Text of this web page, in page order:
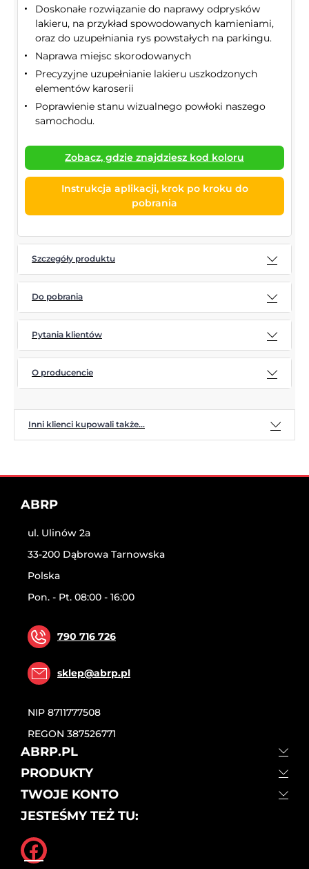
Doskonałe rozwiązanie do naprawy odprysków
lakieru, na przykład spowodowanych kamieniami,
oraz do uzupełniania rys powstałych na parkingu.
Naprawa miejsc skorodowanych
Precyzyjne uzupełnianie lakieru uszkodzonych
elementów karoserii
Poprawienie stanu wizualnego powłoki naszego
samochodu.
Zobacz, gdzie znajdziesz kod koloru
Instrukcja aplikacji, krok po kroku do
pobrania
Szczegóły produktu
Do pobrania
Pytania klientów
O producencie
Inni klienci kupowali także...
ABRP
ul. Ulinów 2a
33-200 Dąbrowa Tarnowska
Polska
Pon. - Pt. 08:00 - 16:00
790 716 726
sklep@abrp.pl
NIP 8711777508
REGON 387526771
ABRP.PL
PRODUKTY
TWOJE KONTO
JESTEŚMY TEŻ TU: